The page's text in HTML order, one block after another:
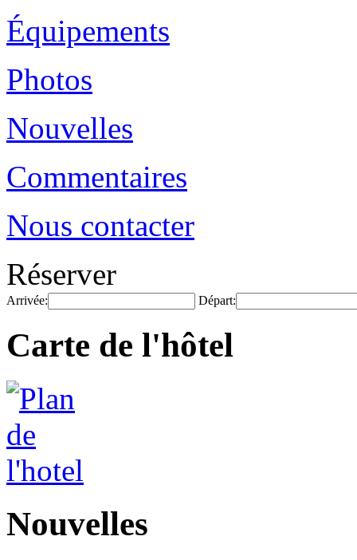
Équipements
Photos
Nouvelles
Commentaires
Nous contacter
Réserver
Arrivée: Départ:
Carte de l'hôtel
Nouvelles